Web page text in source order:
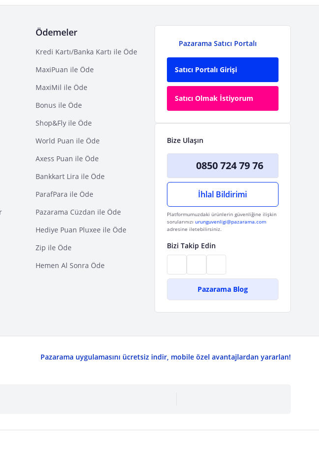
Ödemeler
Kredi Kartı/Banka Kartı ile Öde
MaxiPuan ile Öde
MaxiMil ile Öde
Bonus ile Öde
Shop&Fly ile Öde
World Puan ile Öde
Axess Puan ile Öde
Bankkart Lira ile Öde
ParafPara ile Öde
Pazarama Cüzdan ile Öde
Hediye Puan Pluxee ile Öde
Zip ile Öde
Hemen Al Sonra Öde
Pazarama Satıcı Portalı
Satıcı Portalı Girişi
Satıcı Olmak İstiyorum
Bize Ulaşın
0850 724 79 76
İhlal Bildirimi
Platformumuzdaki ürünlerin güvenliğine ilişkin
sorularınızı urunguvenligi@pazarama.com
adresine iletebilirsiniz.
Bizi Takip Edin
Pazarama Blog
Pazarama uygulamasını ücretsiz indir, mobile özel avantajlardan yararlan!